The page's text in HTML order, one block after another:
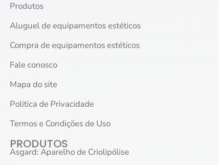
Produtos
Aluguel de equipamentos estéticos
Compra de equipamentos estéticos
Fale conosco
Mapa do site
Politica de Privacidade
Termos e Condições de Uso
PRODUTOS
Asgard: Aparelho de Criolipólise